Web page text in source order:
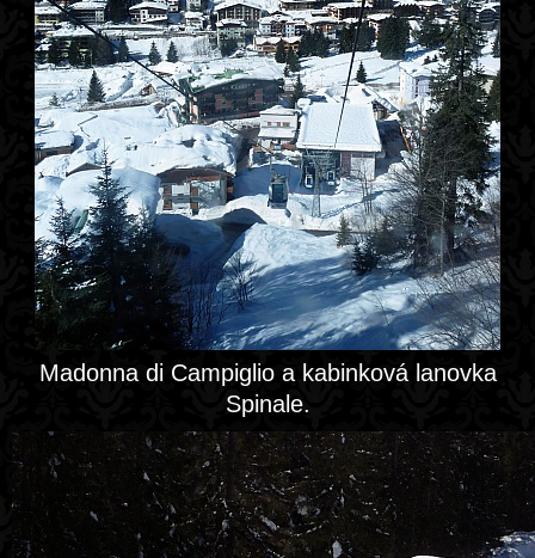
Madonna di Campiglio a kabinková lanovka
Spinale.